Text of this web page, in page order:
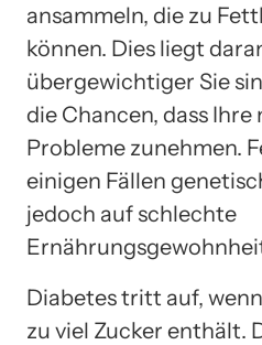
ansammeln, die zu
können. Dies liegt
übergewichtiger Sie
die Chancen, dass
Probleme zunehmen.
einigen Fällen
jedoch auf schlechte
Diabetes tritt auf,
zu viel Zucker enthält.